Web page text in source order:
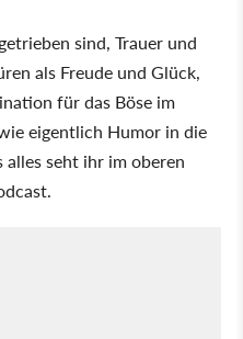
sind, Trauer und
als Freude und Glück,
für das Böse im
eigentlich Humor in die
alles seht ihr im oberen